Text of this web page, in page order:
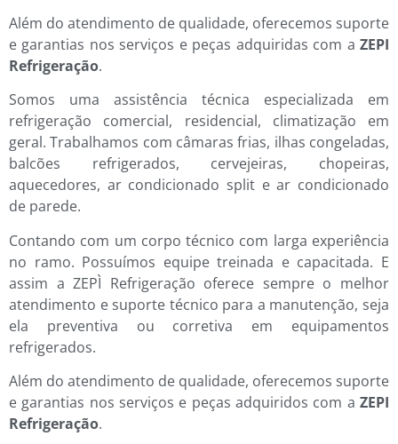
Além do atendimento de qualidade, oferecemos suporte
e garantias nos serviços e peças adquiridas com a ZEPI
Refrigeração.
Somos uma assistência técnica especializada em
refrigeração comercial, residencial, climatização em
geral. Trabalhamos com câmaras frias, ilhas congeladas,
balcões refrigerados, cervejeiras, chopeiras,
aquecedores, ar condicionado split e ar condicionado
de parede.
Contando com um corpo técnico com larga experiência
no ramo. Possuímos equipe treinada e capacitada. E
assim a ZEPÌ Refrigeração oferece sempre o melhor
atendimento e suporte técnico para a manutenção, seja
ela preventiva ou corretiva em equipamentos
refrigerados.
Além do atendimento de qualidade, oferecemos suporte
e garantias nos serviços e peças adquiridos com a ZEPI
Refrigeração.